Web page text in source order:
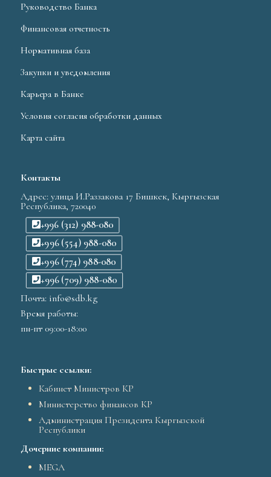
Руководство Банка
Финансовая отчетность
Нормативная база
Закупки и уведомления
Карьера в Банке
Условия согласия обработки данных
Карта сайта
Контакты
Адрес: улица И.Раззакова 17 Бишкек, Кыргызская
Республика, 720040
+996 (312) 988-080
+996 (554) 988-080
+996 (774) 988-080
+996 (709) 988-080
Почта: info@sdb.kg
Время работы:
пн-пт 09:00-18:00
Быстрые ссылки:
Кабинет Министров КР
Министерство финансов КР
Администрация Президента Кыргызской
Республики
Дочерние компании:
MEGA